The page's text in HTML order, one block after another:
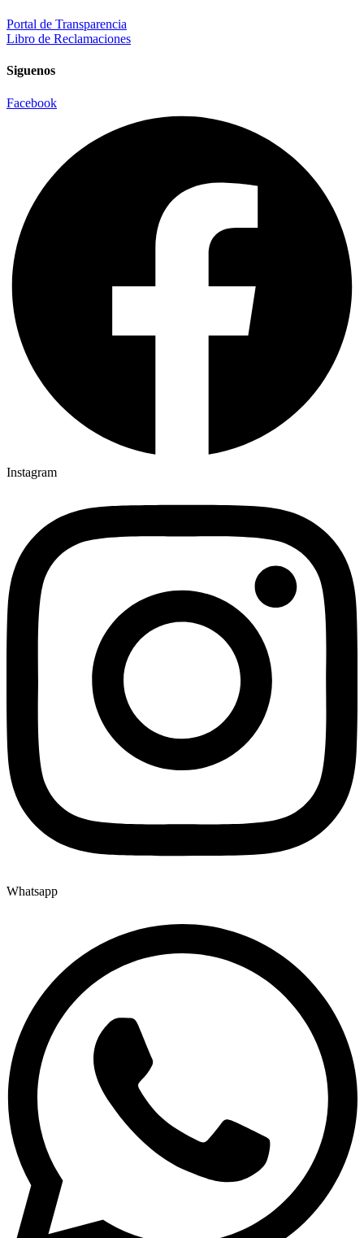
Portal de Transparencia
Libro de Reclamaciones
Siguenos
Facebook
Instagram
Whatsapp